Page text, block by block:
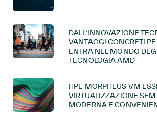
DALL’INNOVAZIONE
VANTAGGI CONCRETI
ENTRA NEL MONDO
TECNOLOGIA AMD
HPE MORPHEUS VM
VIRTUALIZZAZIONE
MODERNA E